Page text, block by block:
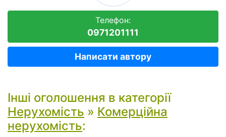
Телефон:
0971201111
Написати автору
Інші оголошення в категорії
Нерухомість » Комерційна
нерухомість: